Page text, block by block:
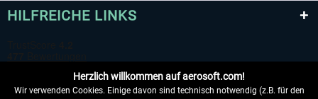
HILFREICHE LINKS
Herzlich willkommen auf aerosoft.com!
Wir verwenden Cookies. Einige davon sind technisch notwendig (z.B. für den